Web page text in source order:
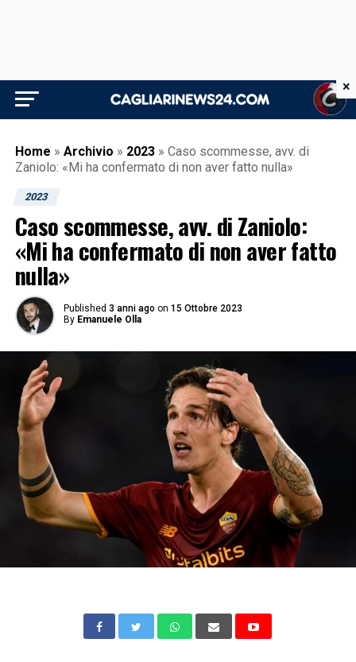
Home » Archivio » 2023 » Caso scommesse, avv. di
Zaniolo: «Mi ha confermato di non aver fatto nulla»
2023
Caso scommesse, avv. di Zaniolo:
«Mi ha confermato di non aver fatto
nulla»
Published 3 anni ago on 15 Ottobre 2023
By Emanuele Olla
×